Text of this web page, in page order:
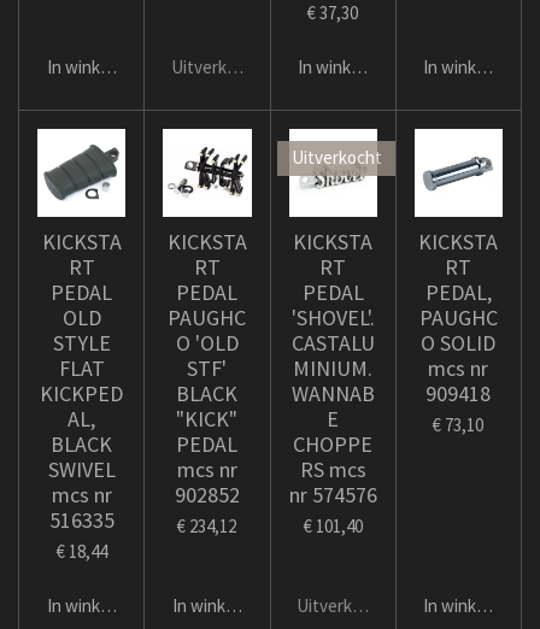
In winkelwagen Uitverkocht
€ 37,30
In winkelwagen In winkelwagen
KICKSTA
RT
PEDAL
OLD
STYLE
FLAT
KICKPED
AL,
BLACK
SWIVEL
mcs nr
516335
€ 18,44
In winkelwagen
KICKSTA
RT
PEDAL
PAUGHC
O 'OLD
STF'
BLACK
"KICK"
PEDAL
mcs nr
902852
€ 234,12
In winkelwagen
Uitverkocht
KICKSTA
RT
PEDAL
'SHOVEL'.
CASTALU
MINIUM.
WANNAB
E
CHOPPE
RS mcs
nr 574576
€ 101,40
Uitverkocht
KICKSTA
RT
PEDAL,
PAUGHC
O SOLID
mcs nr
909418
€ 73,10
In winkelwagen